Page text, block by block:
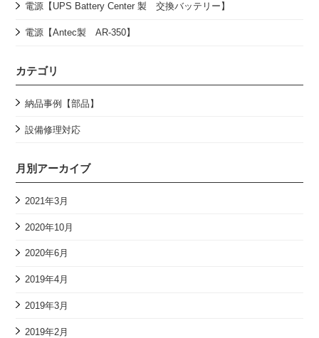
電源【UPS Battery Center 製 交換バッテリー】
電源【Antec製 AR-350】
カテゴリ
納品事例【部品】
設備修理対応
月別アーカイブ
2021年3月
2020年10月
2020年6月
2019年4月
2019年3月
2019年2月